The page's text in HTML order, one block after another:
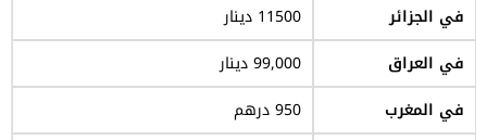
في الجزائر
11500 دينار
في العراق
99,000 دينار
في المغرب
950 درهم